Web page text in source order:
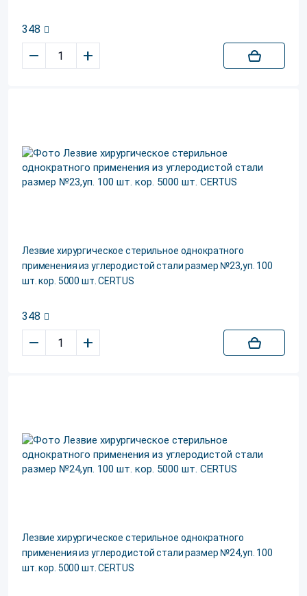
348
– +
Лезвие хирургическое стерильное однократного
применения из углеродистой стали размер №23,уп. 100
шт. кор. 5000 шт. CERTUS
348
– +
Лезвие хирургическое стерильное однократного
применения из углеродистой стали размер №24,уп. 100
шт. кор. 5000 шт. CERTUS